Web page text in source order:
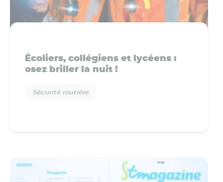
Écoliers, collégiens et lycéens :
osez briller la nuit !
Sécurité routière